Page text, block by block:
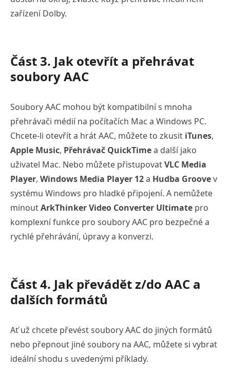
zařízení Dolby.
Část 3. Jak otevřít a přehrávat
soubory AAC
Soubory AAC mohou být kompatibilní s mnoha
přehrávači médií na počítačích Mac a Windows PC.
Chcete-li otevřít a hrát AAC, můžete to zkusit iTunes,
Apple Music, Přehrávač QuickTimea další jako
uživatel Mac. Nebo můžete přistupovatVLC Media
Player, Windows Media Player 12a Hudba Groovev
systému Windows pro hladké připojení. A nemůžete
minoutArkThinker Video Converter Ultimate pro
komplexní funkce pro soubory AAC pro bezpečné a
rychlé přehrávání, úpravy a konverzi.
Část 4. Jak převádět z/do AAC a
dalších formátů
Ať už chcete převést soubory AAC do jiných formátů
nebo přepnout jiné soubory na AAC, můžete si vybrat
ideální shodu s uvedenými příklady.